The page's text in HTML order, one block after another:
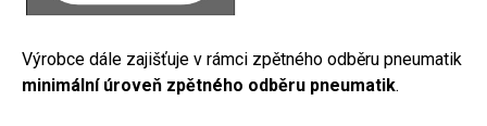
Výrobce dále zajišťuje v rámci zpětného odběru pneumatik
minimální úroveň zpětného odběru pneumatik.